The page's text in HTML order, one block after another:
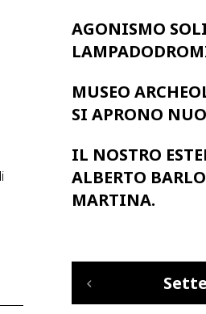
AGONISMO
MUSEO
SI APRONO
IL NOSTRO
ALBERTO
MARTINA.